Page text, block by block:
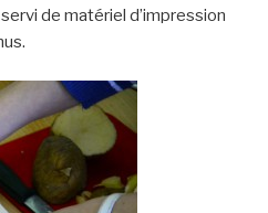
de matériel d’impression